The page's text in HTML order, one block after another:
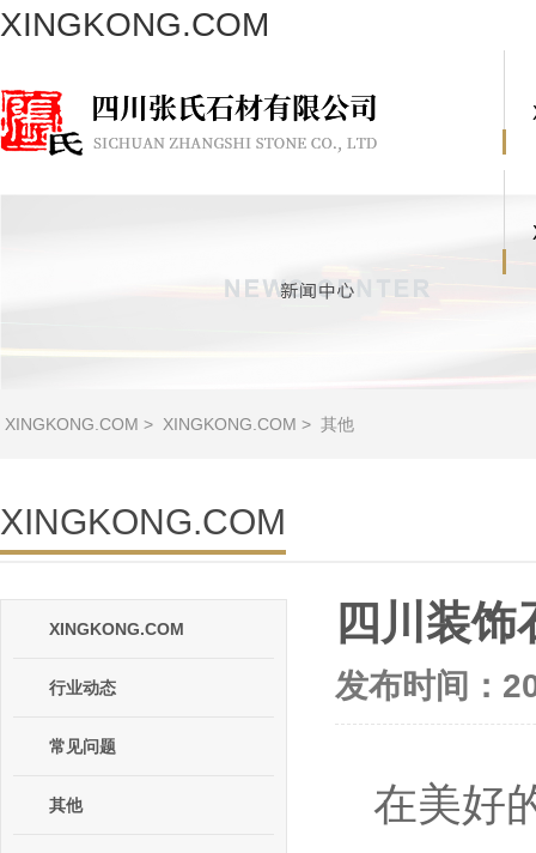
XINGKONG.COM
XINGKONG.COM > XINGKONG.COM > 其他
XINGKONG.COM
XINGKONG.COM
行业动态
常见问题
其他
四川装饰
发布时间：
在美好